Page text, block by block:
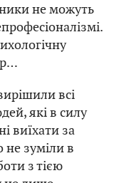
не можуть
всі
які в силу
виїхати за
не зуміли в
з тією